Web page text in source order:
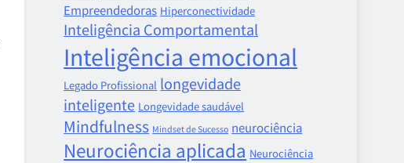
Empreendedoras Hiperconectividade
Inteligência Comportamental
Inteligência emocional
Legado Profissional longevidade
inteligente Longevidade saudável
Mindfulness Mindset de Sucesso neurociência
Neurociência aplicada Neurociência